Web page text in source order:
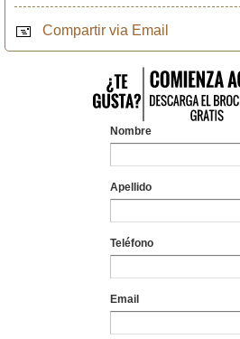
Compartir via Email
Nombre
Apellido
Teléfono
Email